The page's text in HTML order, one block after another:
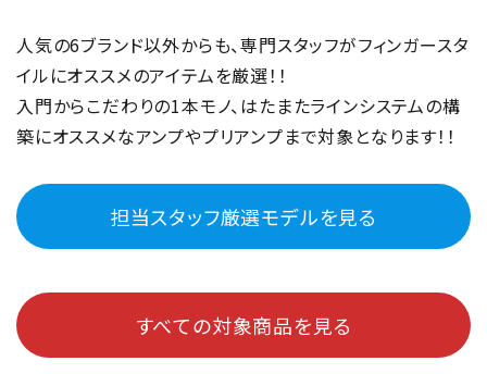
人気の6ブランド以外からも、専門スタッフがフィンガースタ
イルにオススメのアイテムを厳選！！
入門からこだわりの1本モノ、はたまたラインシステムの構
築にオススメなアンプやプリアンプまで対象となります！！
担当スタッフ厳選モデルを見る
すべての対象商品を見る